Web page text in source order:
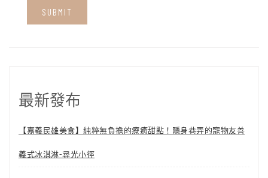
最新發布
【嘉義民雄美食】純粹無負擔的療癒甜點！隱身巷弄的寵物友善
義式冰淇淋-尋光小徑